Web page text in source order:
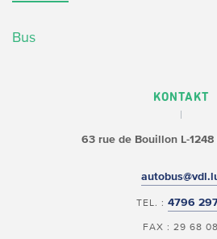
Bus
KONTAKT
63 rue de BouillonL-1248
TEL. : 4796
FAX : 29 68 08